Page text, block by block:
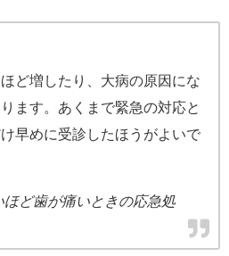
ど増したり、大病の原因にな
ます。あくまで緊急の対応と
早めに受診したほうがよいで
ど歯が痛いときの応急処